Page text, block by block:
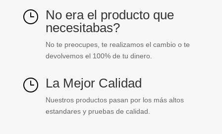
} No era el producto que
necesitabas?
No te preocupes, te realizamos el cambio o te
devolvemos el 100% de tu dinero.
} La Mejor Calidad
Nuestros productos pasan por los más altos
estandares y pruebas de calidad.